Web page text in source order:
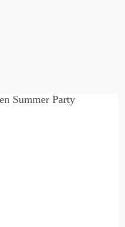
Summer Party